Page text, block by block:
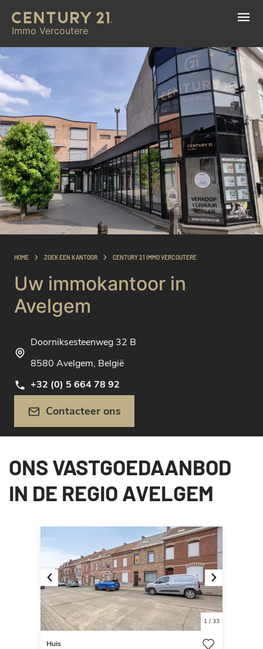
Immo Vercoutere
HOME ZOEK EEN KANTOOR CENTURY 21 IMMO VERCOUTERE
Uw immokantoor in
Avelgem
Doorniksesteenweg 32 B
8580 Avelgem, België
+32 (0) 5 664 78 92
Contacteer ons
ONS VASTGOEDAANBOD
IN DE REGIO AVELGEM
Previous Next
1/ 33
Huis